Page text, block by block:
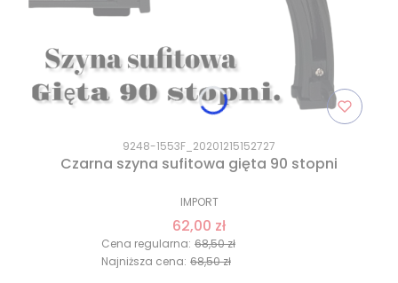
9248-1553F_20201215152727
Czarna szyna sufitowa gięta 90 stopni
IMPORT
62,00 zł
Cena regularna: 68,50 zł
Najniższa cena: 68,50 zł